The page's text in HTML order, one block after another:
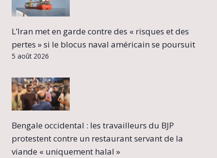
L’Iran met en garde contre des « risques et des
pertes » si le blocus naval américain se poursuit
5 août 2026
Bengale occidental : les travailleurs du BJP
protestent contre un restaurant servant de la
viande « uniquement halal »